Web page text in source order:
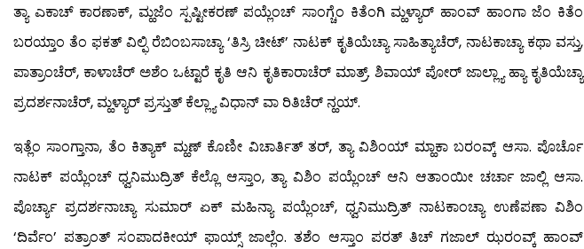
ತ್ಯಾ ಎಕಾಚ್ ಕಾರಣಾಕ್, ಮ್ಹಜೆಂ ಸ್ಪಷ್ಟೀಕರಣ್ ಪಯ್ಲೆಂಚ್ ಸಾಂಗ್ಚೆಂ ಕಿತೆಂಗಿ ಮ್ಹಳ್ಯಾರ್ ಹಾಂವ್ ಹಾಂಗಾ ಜೆಂ ಕಿತೆಂ
ಬರಯ್ತಾಂ ತೆಂ ಫಕತ್ ವಿಲ್ಫಿ ರೆಬಿಂಬಸಾಚ್ಯಾ ‘ತಿಸ್ರಿ ಚೀಟ್’ ನಾಟಕ್ ಕೃತಿಯೆಚ್ಯಾ ಸಾಹಿತ್ಯಾಚೆರ್, ನಾಟಕಾಚ್ಯಾ ಕಥಾ ವಸ್ತು,
ಪಾತ್ರಾಂಚೆರ್, ಕಾಳಾಚೆರ್ ಅಶೆಂ ಒಟ್ಟಾರೆ ಕೃತಿ ಆನಿ ಕೃತಿಕಾರಾಚೆರ್ ಮಾತ್ರ್. ಶಿವಾಯ್ ಪೋರ್ ಜಾಲ್ಲ್ಯಾ ಹ್ಯಾ ಕೃತಿಯೆಚ್ಯಾ
ಪ್ರದರ್ಶನಾಚೆರ್, ಮ್ಹಳ್ಯಾರ್ ಪ್ರಸ್ತುತ್ ಕೆಲ್ಲ್ಯಾ ವಿಧಾನ್ ವಾ ರಿತಿಚೆರ್ ನ್ಹಯ್.
ಇತ್ಲೆಂ ಸಾಂಗ್ತಾನಾ, ತೆಂ ಕಿತ್ಯಾಕ್ ಮ್ಹಣ್ ಕೊಣೀ ವಿಚಾರ್ತಿತ್ ತರ್, ತ್ಯಾ ವಿಶಿಂಯ್ ಮ್ಹಾಕಾ ಬರಂವ್ಕ್ ಆಸಾ. ಪೊರ್ಚೊ
ನಾಟಕ್ ಪಯ್ಲೆಂಚ್ ಧ್ವನಿಮುದ್ರಿತ್ ಕೆಲ್ಲೊ ಆಸ್ತಾಂ, ತ್ಯಾ ವಿಶಿಂ ಪಯ್ಲೆಂಚ್ ಆನಿ ಆತಾಂಯೀ ಚರ್ಚಾ ಜಾಲ್ಲಿ ಆಸಾ.
ಪೊರ್ಚ್ಯಾ ಪ್ರದರ್ಶನಾಚ್ಯಾ ಸುಮಾರ್ ಏಕ್ ಮಹಿನ್ಯಾ ಪಯ್ಲೆಂಚ್, ಧ್ವನಿಮುದ್ರಿತ್ ನಾಟಕಾಂಚ್ಯಾ ಉಣೆಪಣಾ ವಿಶಿಂ
‘ದಿರ್ವೆಂ’ ಪತ್ರಾಂತ್ ಸಂಪಾದಕೀಯ್ ಫಾಯ್ಸ್ ಜಾಲ್ಲೆಂ. ತಶೆಂ ಆಸ್ತಾಂ ಪರತ್ ತಿಚ್ ಗಜಾಲ್ ಝರಂವ್ಕ್ ಹಾಂವ್